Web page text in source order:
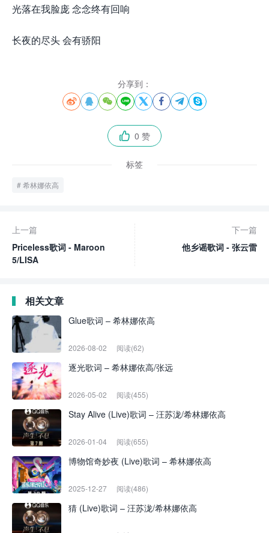
光落在我脸庞 念念终有回响
长夜的尽头 会有骄阳
分享到：
       
 0 赞
标签
希林娜依高
上一篇
Priceless歌词 - Maroon
5/LISA
下一篇
他乡谣歌词 - 张云雷
相关文章
Glue歌词 – 希林娜依高
2026-08-02 阅读(62)
逐光歌词 – 希林娜依高/张远
2026-05-02 阅读(455)
Stay Alive (Live)歌词 – 汪苏泷/希林娜依高
2026-01-04 阅读(655)
博物馆奇妙夜 (Live)歌词 – 希林娜依高
2025-12-27 阅读(486)
猜 (Live)歌词 – 汪苏泷/希林娜依高